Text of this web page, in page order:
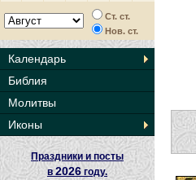
Ст. ст.
Нов. ст.
Календарь
Библия
Молитвы
Иконы
Праздники и посты
в2026 году.